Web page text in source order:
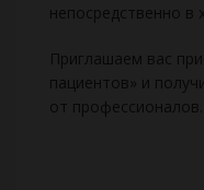
непосредственно в
Приглашаем вас
пациентов» и
от профессионалов.